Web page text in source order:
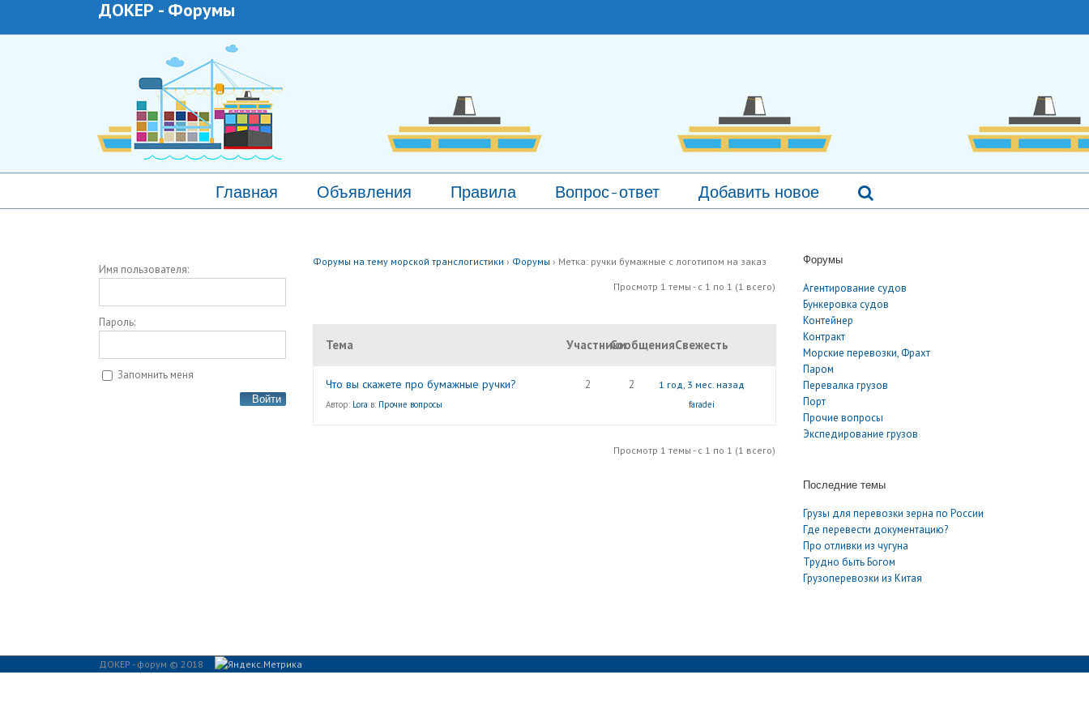
ДОКЕР - Форумы
Главная Объявления Правила Вопрос-ответ Добавить новое
Форумы на тему морской транслогистики › Форумы › Метка: ручки бумажные с логотипом на заказ
Просмотр 1 темы - с 1 по 1 (1 всего)
Тема УчастникиСообщенияСвежесть
Что вы скажете про бумажные ручки?
Автор: Lora в: Прочие вопросы
2 2 1 год, 3 мес. назад
faradei
Просмотр 1 темы - с 1 по 1 (1 всего)
Имя пользователя:
Пароль:
Запомнить меня
Войти
Форумы
Агентирование судов
Бункеровка судов
Контейнер
Контракт
Морские перевозки, Фрахт
Паром
Перевалка грузов
Порт
Прочие вопросы
Экспедирование грузов
Последние темы
Грузы для перевозки зерна по России
Где перевести документацию?
Про отливки из чугуна
Трудно быть Богом
Грузоперевозки из Китая
ДОКЕР - форум © 2018